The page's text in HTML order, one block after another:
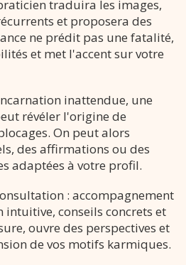
traduira les images,
et proposera des
ne prédit pas une fatalité,
et met l'accent sur votre
inattendue, une
révéler l'origine de
On peut alors
des affirmations ou des
adaptées à votre profil.
: accompagnement
conseils concrets et
ouvre des perspectives et
de vos motifs karmiques.